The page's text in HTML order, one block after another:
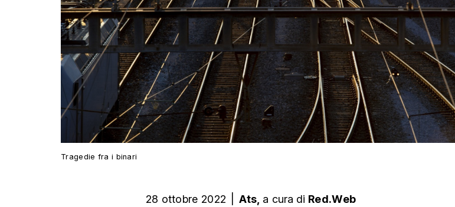
Tragedie fra i binari
28 ottobre 2022 Ats, a cura di Red.Web